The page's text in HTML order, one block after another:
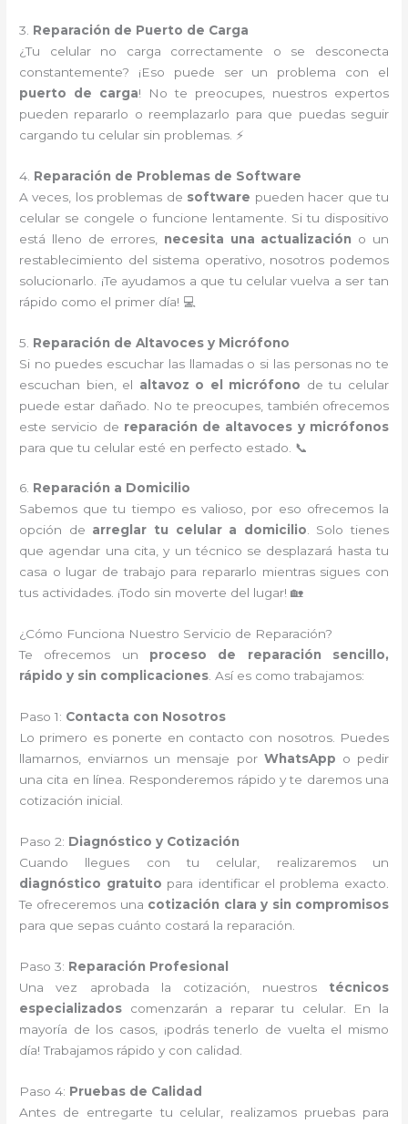
3. Reparación de Puerto de Carga
¿Tu celular no carga correctamente o se desconecta
constantemente? ¡Eso puede ser un problema con el
puerto de carga! No te preocupes, nuestros expertos
pueden repararlo o reemplazarlo para que puedas seguir
cargando tu celular sin problemas. ⚡
4. Reparación de Problemas de Software
A veces, los problemas de software pueden hacer que tu
celular se congele o funcione lentamente. Si tu dispositivo
está lleno de errores, necesita una actualización o un
restablecimiento del sistema operativo, nosotros podemos
solucionarlo. ¡Te ayudamos a que tu celular vuelva a ser tan
rápido como el primer día! 💻
5. Reparación de Altavoces y Micrófono
Si no puedes escuchar las llamadas o si las personas no te
escuchan bien, el altavoz o el micrófono de tu celular
puede estar dañado. No te preocupes, también ofrecemos
este servicio de reparación de altavoces y micrófonos
para que tu celular esté en perfecto estado. 📞
6. Reparación a Domicilio
Sabemos que tu tiempo es valioso, por eso ofrecemos la
opción de arreglar tu celular a domicilio. Solo tienes
que agendar una cita, y un técnico se desplazará hasta tu
casa o lugar de trabajo para repararlo mientras sigues con
tus actividades. ¡Todo sin moverte del lugar! 🏡
¿Cómo Funciona Nuestro Servicio de Reparación?
Te ofrecemos un proceso de reparación sencillo,
rápido y sin complicaciones. Así es como trabajamos:
Paso 1: Contacta con Nosotros
Lo primero es ponerte en contacto con nosotros. Puedes
llamarnos, enviarnos un mensaje por WhatsApp o pedir
una cita en línea. Responderemos rápido y te daremos una
cotización inicial.
Paso 2: Diagnóstico y Cotización
Cuando llegues con tu celular, realizaremos un
diagnóstico gratuito para identificar el problema exacto.
Te ofreceremos una cotización clara y sin compromisos
para que sepas cuánto costará la reparación.
Paso 3: Reparación Profesional
Una vez aprobada la cotización, nuestros técnicos
especializados comenzarán a reparar tu celular. En la
mayoría de los casos, ¡podrás tenerlo de vuelta el mismo
día! Trabajamos rápido y con calidad.
Paso 4: Pruebas de Calidad
Antes de entregarte tu celular, realizamos pruebas para